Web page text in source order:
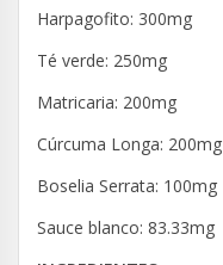
Harpagofito: 300mg
Té verde: 250mg
Matricaria: 200mg
Cúrcuma Longa: 200mg
Boselia Serrata: 100mg
Sauce blanco: 83.33mg